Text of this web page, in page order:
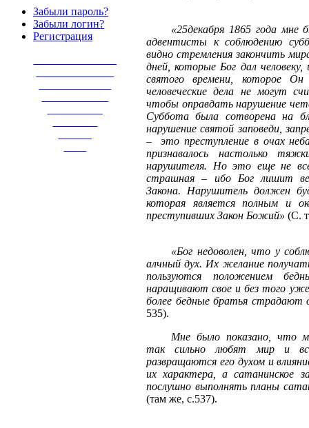
Забыли пароль?
Забыли логин?
Регистрация
«25декабря 1865 года мне
адвентисты к соблюдению
видно стремления закончить
дней, которые Бог дал
святого времени, которое
человеческие дела не могут
чтобы оправдать нарушение
Суббота была сотворена на
нарушение святой заповеди,
–
это преступление в очах
признавалось настолько
нарушителя. Но это еще не
страшная – ибо Бог лишит
Закона. Нарушитель должен
которая является полным и
преступивших Закон Божий» (С.
«Бог недоволен, что у
алчный дух. Их желание
пользуются положением
наращивают свое и без того
более бедные братья страдают
535).
Мне было показано, что
так сильно любят мир и
развращаются его духом и
их характера, а сатанинское
послушно выполнять планы
(там же, с.537).